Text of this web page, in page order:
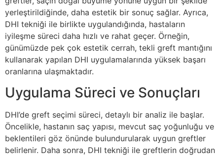
yerleştirildiğinde, daha estetik bir sonuç sağlar. Ayrıca,
DHI tekniği ile birlikte uygulandığında, hastaların
iyileşme süreci daha hızlı ve rahat geçer. Örneğin,
günümüzde pek çok estetik cerrah, tekli greft mantığını
kullanarak yapılan DHI uygulamalarında yüksek başarı
oranlarına ulaşmaktadır.
Uygulama Süreci ve Sonuçları
DHI’de greft seçimi süreci, detaylı bir analiz ile başlar.
Öncelikle, hastanın saç yapısı, mevcut saç yoğunluğu ve
beklentileri göz önünde bulundurularak uygun greftler
belirlenir. Daha sonra, DHI tekniği ile greftlerin doğrudan